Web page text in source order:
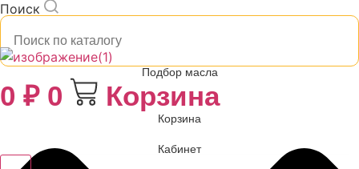
Поиск
Подбор масла
0 ₽ 0 Корзина
Корзина
Кабинет